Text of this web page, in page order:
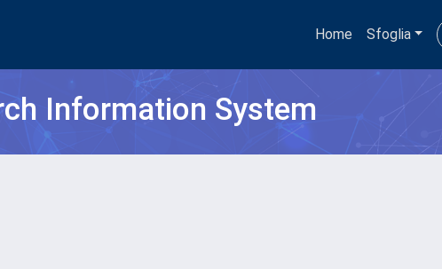
Home Sfoglia
Information System